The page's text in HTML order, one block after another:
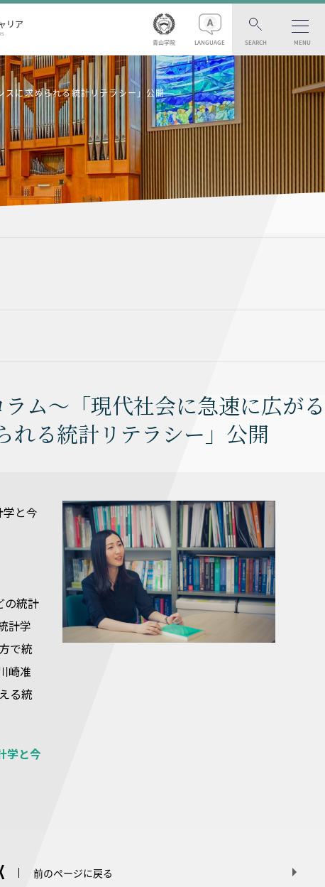
リア
青山学院 LANGUAGE SEARCH MENU
スに求められる統計リテラシー」公開
ム～「現代社会に急速に広がる
れる統計リテラシー」公開
学と今
の統計
計学
で統
崎准
る統
学と今
前のページに戻る